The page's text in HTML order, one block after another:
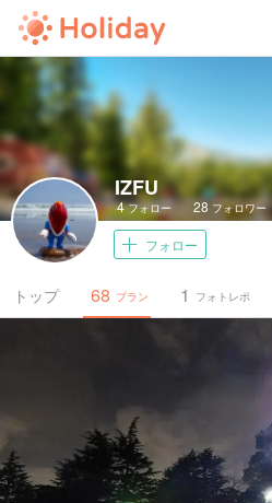
IZFU
4フォロー 28フォロワー
フォロー
トップ プラン
68 フォトレポ
1